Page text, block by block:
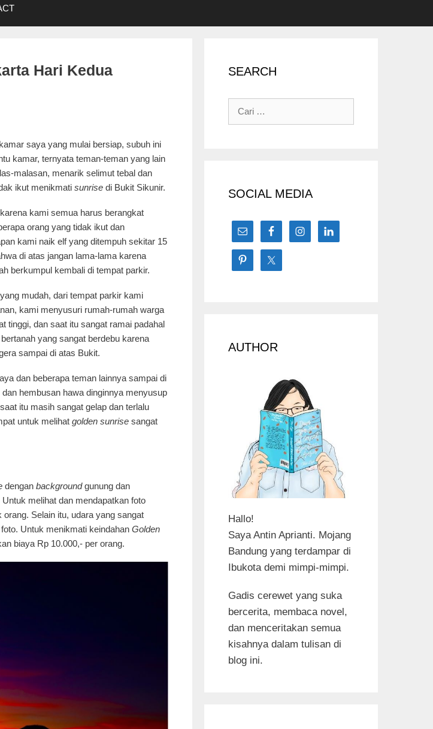
Hari Kedua
saya yang mulai bersiap, subuh ini
kamar, ternyata teman-teman yang lain
malasan, menarik selimut tebal dan
ikut menikmati sunrise di Bukit Sikunir.
kami semua harus berangkat
orang yang tidak ikut dan
kami naik elf yang ditempuh sekitar 15
di atas jangan lama-lama karena
berkumpul kembali di tempat parkir.
mudah, dari tempat parkir kami
kami menyusuri rumah-rumah warga
tinggi, dan saat itu sangat ramai padahal
yang sangat berdebu karena
sampai di atas Bukit.
dan beberapa teman lainnya sampai di
hembusan hawa dinginnya menyusup
itu masih sangat gelap dan terlalu
untuk melihat golden sunrise sangat
dengan backgroundgunung dan
melihat dan mendapatkan foto
Selain itu, udara yang sangat
Untuk menikmati keindahan Golden
biaya Rp 10.000,- per orang.
SEARCH
Cari
untuk:
SOCIAL MEDIA
AUTHOR
Hallo!
Saya Antin Aprianti. Mojang
Bandung yang terdampar di
Ibukota demi mimpi-mimpi.
Gadis cerewet yang suka
bercerita, membaca novel,
dan menceritakan semua
kisahnya dalam tulisan di
blog ini.